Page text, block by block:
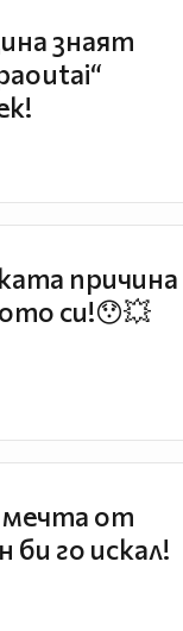
знаят
причина
си!😯💥
мечта от
го искал!